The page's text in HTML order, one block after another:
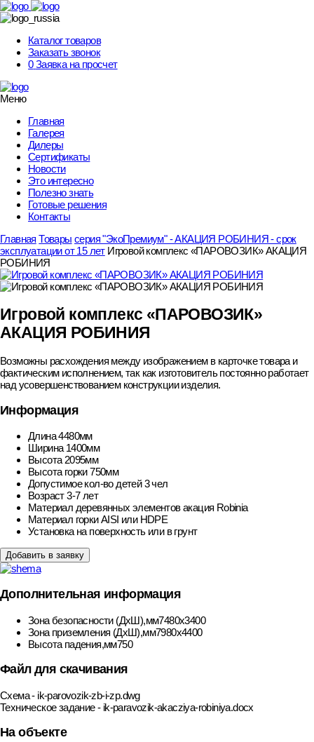
Skip
to
Каталог товаров
Заказать звонок
0 Заявка на просчет
Меню
Главная
Галерея
Дилеры
Сертификаты
Новости
Это интересно
Полезно знать
Готовые решения
Контакты
Главная Товары серия "ЭкоПремиум" - АКАЦИЯ РОБИНИЯ - срок
эксплуатации от 15 лет Игровой комплекс «ПАРОВОЗИК» АКАЦИЯ
РОБИНИЯ
Игровой комплекс «ПАРОВОЗИК»
АКАЦИЯ РОБИНИЯ
Возможны расхождения между изображением в карточке товара и
фактическим исполнением, так как изготовитель постоянно работает
над усовершенствованием конструкции изделия.
Информация
Длина4480мм
Ширина 1400мм
Высота 2095мм
Высота горки 750мм
Допустимое кол-во детей 3 чел
Возраст 3-7 лет
Материал деревянных элементов акация Robinia
Материал горкиAISI или HDPE
Установка на поверхность или в грунт
Добавить в заявку
Дополнительная информация
Зона безопасности (ДхШ),мм7480х3400
Зона приземления (ДхШ),мм7980х4400
Высота падения,мм750
Файл для скачивания
Схема - ik-parovozik-zb-i-zp.dwg
Техническое задание - ik-paravozik-akacziya-robiniya.docx
На объекте